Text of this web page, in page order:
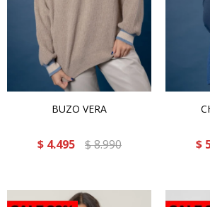
BUZO VERA
$ 4.495 $8.990 $